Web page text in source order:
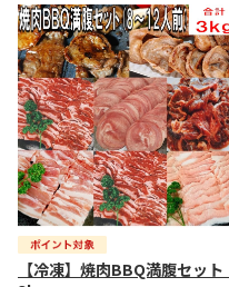
【冷凍】焼肉BBQ満腹セット